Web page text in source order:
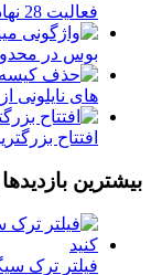
فعالیت 28 نهاد و کمیسیون شبه قضایی در استان البرز
بوس در
های نایلونی
افتتاح
بیشترین
فیلتر ترک